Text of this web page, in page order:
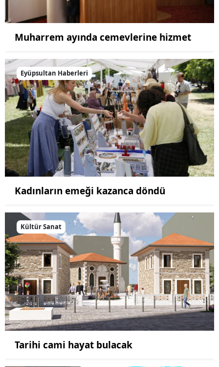
Muharrem ayında cemevlerine hizmet
Eyüpsultan Haberleri
Kadınların emeği kazanca döndü
Kültür Sanat
Tarihi cami hayat bulacak